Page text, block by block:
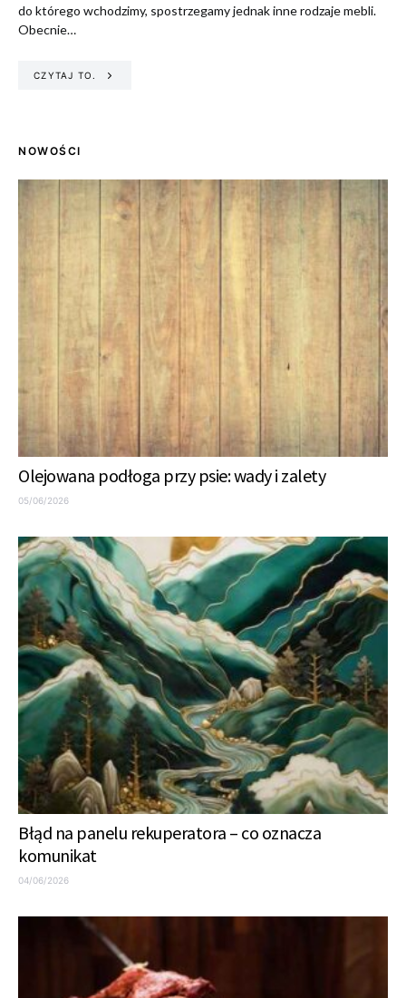
do którego wchodzimy, spostrzegamy jednak inne rodzaje mebli.
Obecnie…
CZYTAJ TO.
NOWOŚCI
Olejowana podłoga przy psie: wady i zalety
05/06/2026
Błąd na panelu rekuperatora – co oznacza
komunikat
04/06/2026